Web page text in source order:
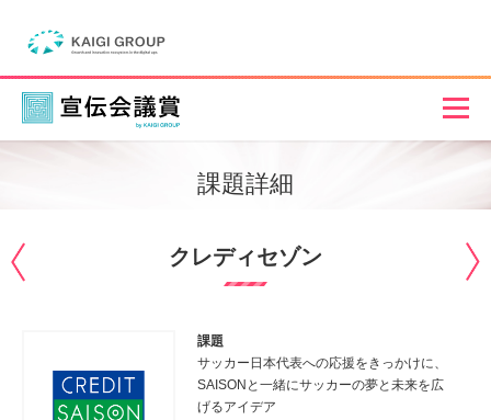
課題詳細
クレディセゾン
課題
サッカー日本代表への応援をきっかけに、
SAISONと一緒にサッカーの夢と未来を広
げるアイデア